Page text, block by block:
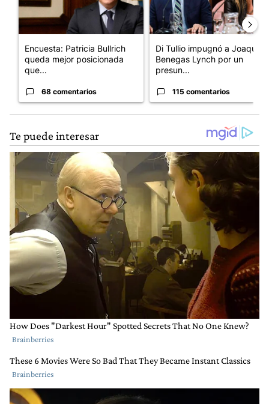
Encuesta: Patricia Bullrich
queda mejor posicionada
que...
68 comentarios
Di Tullio impugnó a Joaquín
Benegas Lynch por un
presun...
115 comentarios